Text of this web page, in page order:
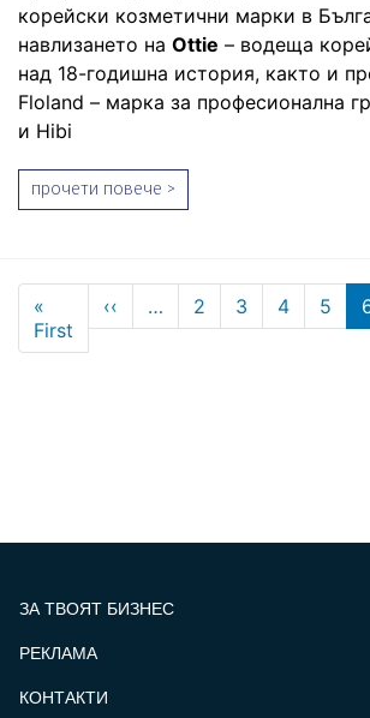
корейски козметични марки в
навлизането на Ottie – водеща
над 18-годишна история, както и
Floland – марка за професионална
и Hibi
прочети повече >
Pagination
«
First First page
‹‹ Previous page
… 2 3 4 5
ЗА ТВОЯТ БИЗНЕС
РЕКЛАМА
КОНТАКТИ